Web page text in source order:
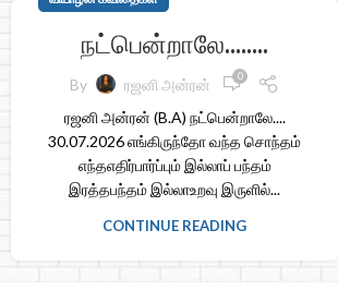
நட்பென்றாலே……..
By ரஜனி அன்ரன் 0
ரஜனி அன்ரன் (B.A) நட்பென்றாலே....
30.07.2026 எங்கிருந்தோ வந்த சொந்தம்
எந்தஎதிர்பார்ப்பும் இல்லாப் பந்தம்
இரத்தபந்தம் இல்லாஉறவு இருளில்...
CONTINUE READING